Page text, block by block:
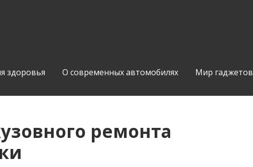
здоровья О современных автомобилях Мир гаджетов
ремонта